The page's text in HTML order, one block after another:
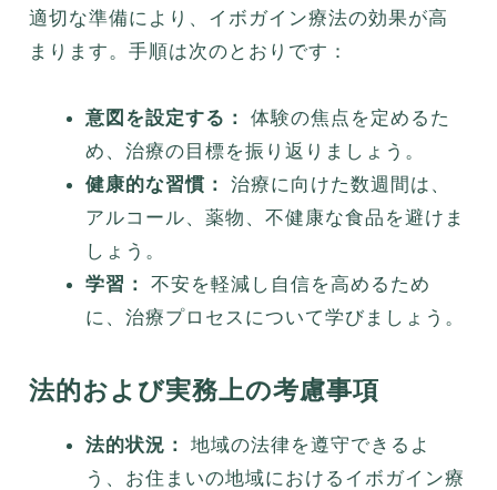
適切な準備により、イボガイン療法の効果が高
まります。手順は次のとおりです：
意図を設定する： 体験の焦点を定めるた
め、治療の目標を振り返りましょう。
健康的な習慣： 治療に向けた数週間は、
アルコール、薬物、不健康な食品を避けま
しょう。
学習： 不安を軽減し自信を高めるため
に、治療プロセスについて学びましょう。
法的および実務上の考慮事項
法的状況： 地域の法律を遵守できるよ
う、お住まいの地域におけるイボガイン療